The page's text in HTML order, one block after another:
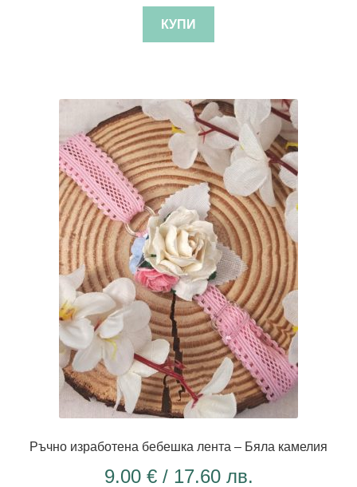
КУПИ
Ръчно изработена бебешка лента – Бяла камелия
9.00 €/ 17.60 лв.